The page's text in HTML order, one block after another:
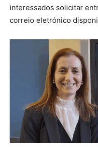
interessados solicitar
correio eletrónico